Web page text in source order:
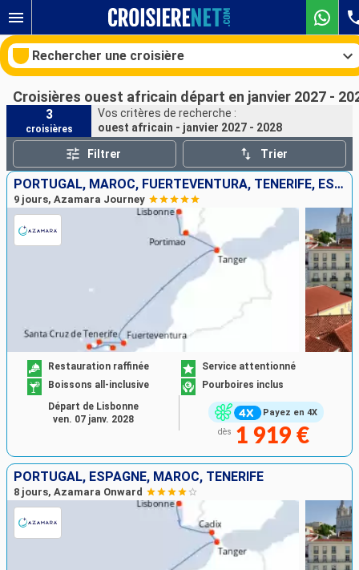
Rechercher une croisière
Nos destinations
Mois de départ
Ports Compagnies
Rechercher
Croisières ouest africain départ en janvier 2027 -
3
croisières
Vos critères de recherche :
ouest africain - janvier 2027 - 2028
Filtrer Trier
PORTUGAL, MAROC, FUERTEVENTURA, TENERIFE, ESPAGNE
9 jours, Azamara Journey
Payez en 4X
Restauration raffinée
Service attentionné
Boissons all-inclusive
Pourboires inclus
dès 1 919 €
Départ de Lisbonne
ven. 07 janv. 2028
PORTUGAL, ESPAGNE, MAROC, TENERIFE
8 jours, Azamara Onward